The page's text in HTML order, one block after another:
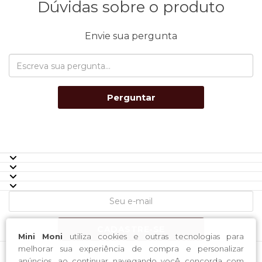
Mini Moni utiliza cookies e outras tecnologias para
melhorar sua experiência de compra e personalizar
Dúvidas sobre o produto
Envie sua pergunta
Perguntar